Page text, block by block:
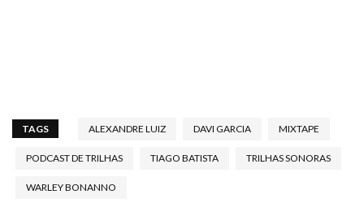
TAGS ALEXANDRE LUIZ DAVI GARCIA MIXTAPE
PODCAST DE TRILHAS TIAGO BATISTA TRILHAS SONORAS
WARLEY BONANNO